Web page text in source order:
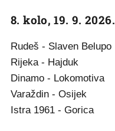
8. kolo, 19. 9. 2026.
Rudeš - Slaven Belupo
Rijeka - Hajduk
Dinamo - Lokomotiva
Varaždin - Osijek
Istra 1961 - Gorica